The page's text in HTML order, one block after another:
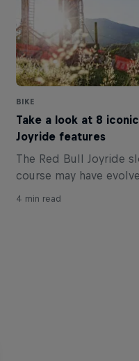
BIKE
Take a look at 8
Joyride features
The Red Bull Joyride
course may have
4 min read